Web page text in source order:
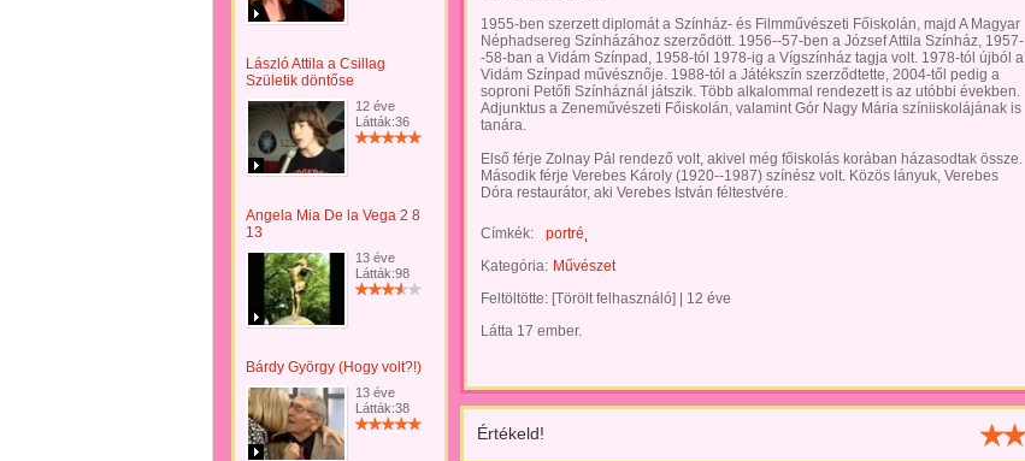
László Attila a Csillag
Születik döntőse
12 éve
Látták:36
Angela Mia De la Vega 2 8
13
13 éve
Látták:98
Bárdy György (Hogy volt?!)
13 éve
Látták:38
1955-ben szerzett diplomát a Színház- és Filmművészeti Főiskolán, majd A Magyar
Néphadsereg Színházához szerződött. 1956--57-ben a József Attila Színház, 1957-
-58-ban a Vidám Színpad, 1958-tól 1978-ig a Vígszínház tagja volt. 1978-tól újból a
Vidám Színpad művésznője. 1988-tól a Játékszín szerződtette, 2004-től pedig a
soproni Petőfi Színháznál játszik. Több alkalommal rendezett is az utóbbi években.
Adjunktus a Zeneművészeti Főiskolán, valamint Gór Nagy Mária színiiskolájának is
tanára.
Első férje Zolnay Pál rendező volt, akivel még főiskolás korában házasodtak össze.
Második férje Verebes Károly (1920--1987) színész volt. Közös lányuk, Verebes
Dóra restaurátor, aki Verebes István féltestvére.
Címkék:
portré
Kategória: Művészet
Feltöltötte: [Törölt felhasználó]
12 éve
Látta 17 ember.
Értékeld!